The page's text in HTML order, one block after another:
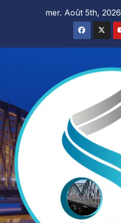
mer. Août 5th, 2026